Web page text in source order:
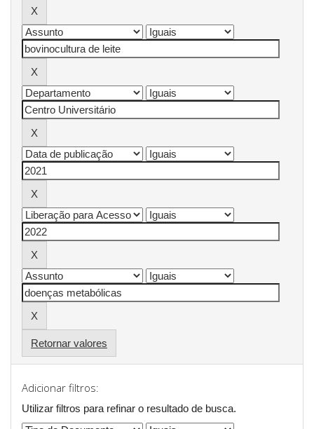
Retornar valores
Adicionar filtros:
Utilizar filtros para refinar o resultado de busca.